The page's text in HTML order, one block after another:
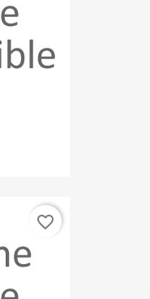
favorite_border